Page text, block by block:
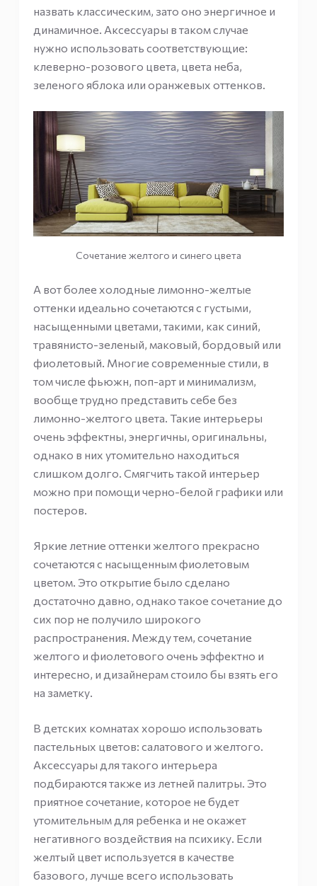
назвать классическим, зато оно энергичное и
динамичное. Аксессуары в таком случае
нужно использовать соответствующие:
клеверно-розового цвета, цвета неба,
зеленого яблока или оранжевых оттенков.
Сочетание желтого и синего цвета
А вот более холодные лимонно-желтые
оттенки идеально сочетаются с густыми,
насыщенными цветами, такими, как синий,
травянисто-зеленый, маковый, бордовый или
фиолетовый. Многие современные стили, в
том числе фьюжн, поп-арт и минимализм,
вообще трудно представить себе без
лимонно-желтого цвета. Такие интерьеры
очень эффектны, энергичны, оригинальны,
однако в них утомительно находиться
слишком долго. Смягчить такой интерьер
можно при помощи черно-белой графики или
постеров.
Яркие летние оттенки желтого прекрасно
сочетаются с насыщенным фиолетовым
цветом. Это открытие было сделано
достаточно давно, однако такое сочетание до
сих пор не получило широкого
распространения. Между тем, сочетание
желтого и фиолетового очень эффектно и
интересно, и дизайнерам стоило бы взять его
на заметку.
В детских комнатах хорошо использовать
пастельных цветов: салатового и желтого.
Аксессуары для такого интерьера
подбираются также из летней палитры. Это
приятное сочетание, которое не будет
утомительным для ребенка и не окажет
негативного воздействия на психику. Если
желтый цвет используется в качестве
базового, лучше всего использовать